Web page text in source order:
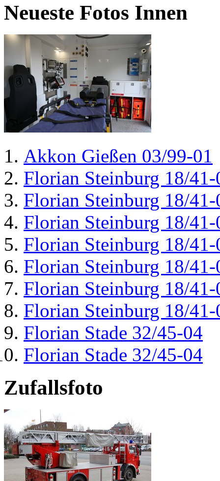
Neueste Fotos Innen
Akkon Gießen 03/99-01
Florian Steinburg 18/41-
Florian Steinburg 18/41-
Florian Steinburg 18/41-
Florian Steinburg 18/41-
Florian Steinburg 18/41-
Florian Steinburg 18/41-
Florian Steinburg 18/41-
Florian Stade 32/45-04
Florian Stade 32/45-04
Zufallsfoto